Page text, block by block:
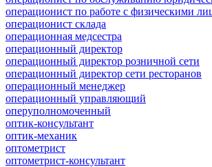
операционист по работе с физическими
операционист склада
операционная медсестра
операционный директор
операционный директор розничной сети
операционный директор сети ресторанов
операционный менеджер
операционный управляющий
оперуполномоченный
оптик-консультант
оптик-механик
оптометрист
оптометрист-консультант